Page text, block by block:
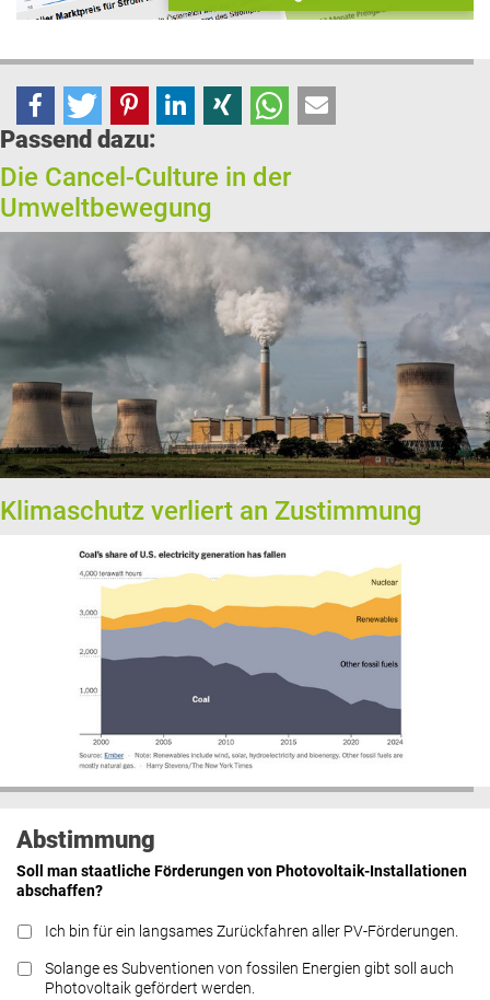
Passend dazu:
Die Cancel-Culture in der
Umweltbewegung
Klimaschutz verliert an Zustimmung
Abstimmung
Soll man staatliche Förderungen von Photovoltaik-Installationen
abschaffen?
Ich bin für ein langsames Zurückfahren aller PV-Förderungen.
Solange es Subventionen von fossilen Energien gibt soll auch
Photovoltaik gefördert werden.